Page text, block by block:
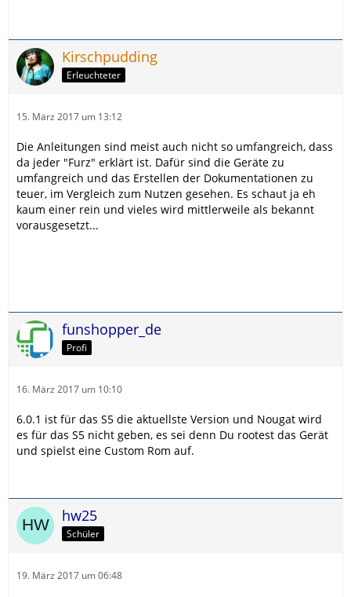
Kirschpudding
Erleuchteter
15. März 2017 um 13:12
Die Anleitungen sind meist auch nicht so umfangreich, dass
da jeder "Furz" erklärt ist. Dafür sind die Geräte zu
umfangreich und das Erstellen der Dokumentationen zu
teuer, im Vergleich zum Nutzen gesehen. Es schaut ja eh
kaum einer rein und vieles wird mittlerweile als bekannt
vorausgesetzt...
funshopper_de
Profi
16. März 2017 um 10:10
6.0.1 ist für das S5 die aktuellste Version und Nougat wird
es für das S5 nicht geben, es sei denn Du rootest das Gerät
und spielst eine Custom Rom auf.
hw25
Schüler
19. März 2017 um 06:48